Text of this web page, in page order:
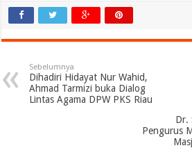
Sebelumnya
Dihadiri Hidayat Nur Wahid,
Ahmad Tarmizi buka Dialog
Lintas Agama DPW PKS Riau
Dr.
Pengurus